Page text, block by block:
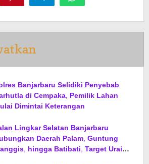
Banjarbaru Selidiki Penyebab
di Cempaka, Pemilik Lahan
Dimintai Keterangan
Lingkar Selatan Banjarbaru
Daerah Palam, Guntung
hingga Batibati, Target Urai